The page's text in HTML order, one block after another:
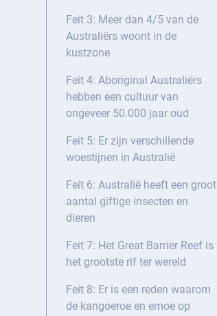
Feit 3: Meer dan 4/5 van de
Australiërs woont in de
kustzone
Feit 4: Aboriginal Australiërs
hebben een cultuur van
ongeveer 50.000 jaar oud
Feit 5: Er zijn verschillende
woestijnen in Australië
Feit 6: Australië heeft een groot
aantal giftige insecten en
dieren
Feit 7: Het Great Barrier Reef is
het grootste rif ter wereld
Feit 8: Er is een reden waarom
de kangoeroe en emoe op